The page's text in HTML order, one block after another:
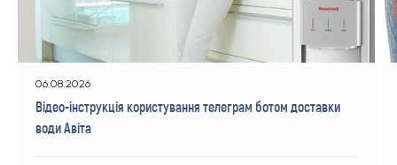
06.08.2026
Відео-інструкція користування телеграм ботом доставки
води Авіта